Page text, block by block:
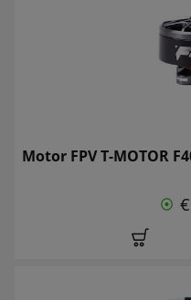
Motor FPV T-MOTOR